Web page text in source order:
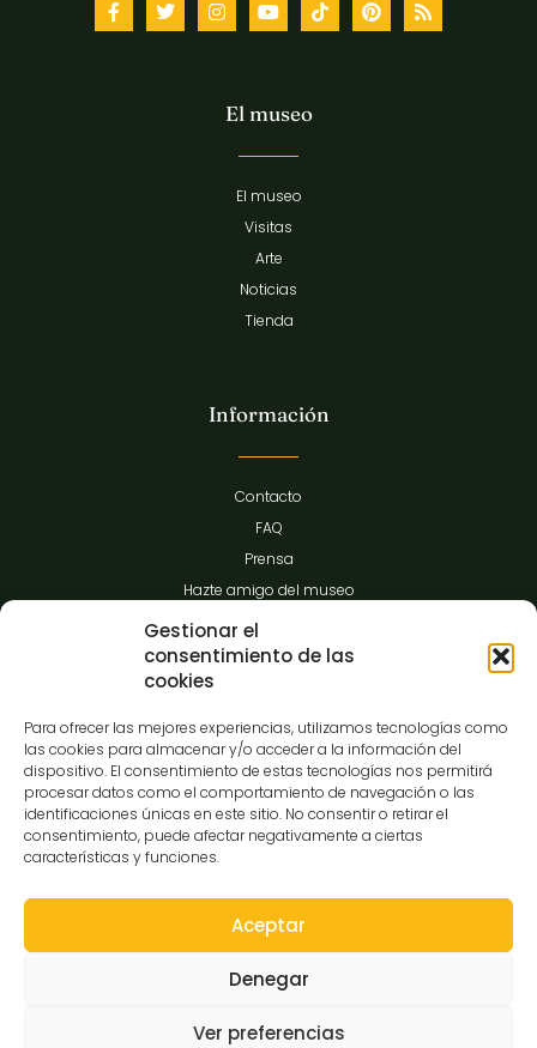
Gestionar el
consentimiento de las
cookies
Para ofrecer las mejores experiencias, utilizamos tecnologías como
las cookies para almacenar y/o acceder a la información del
dispositivo. El consentimiento de estas tecnologías nos permitirá
procesar datos como el comportamiento de navegación o las
identificaciones únicas en este sitio. No consentir o retirar el
consentimiento, puede afectar negativamente a ciertas
características y funciones.
Aceptar
Denegar
Ver preferencias
El museo
El museo
Visitas
Arte
Noticias
Tienda
Información
Contacto
FAQ
Prensa
Hazte amigo del museo
Transparencia
C/Gibraltar,14
37008-Salamanca